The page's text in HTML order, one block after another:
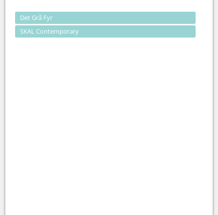
Det Grå Fyr
SKAL Contemporary